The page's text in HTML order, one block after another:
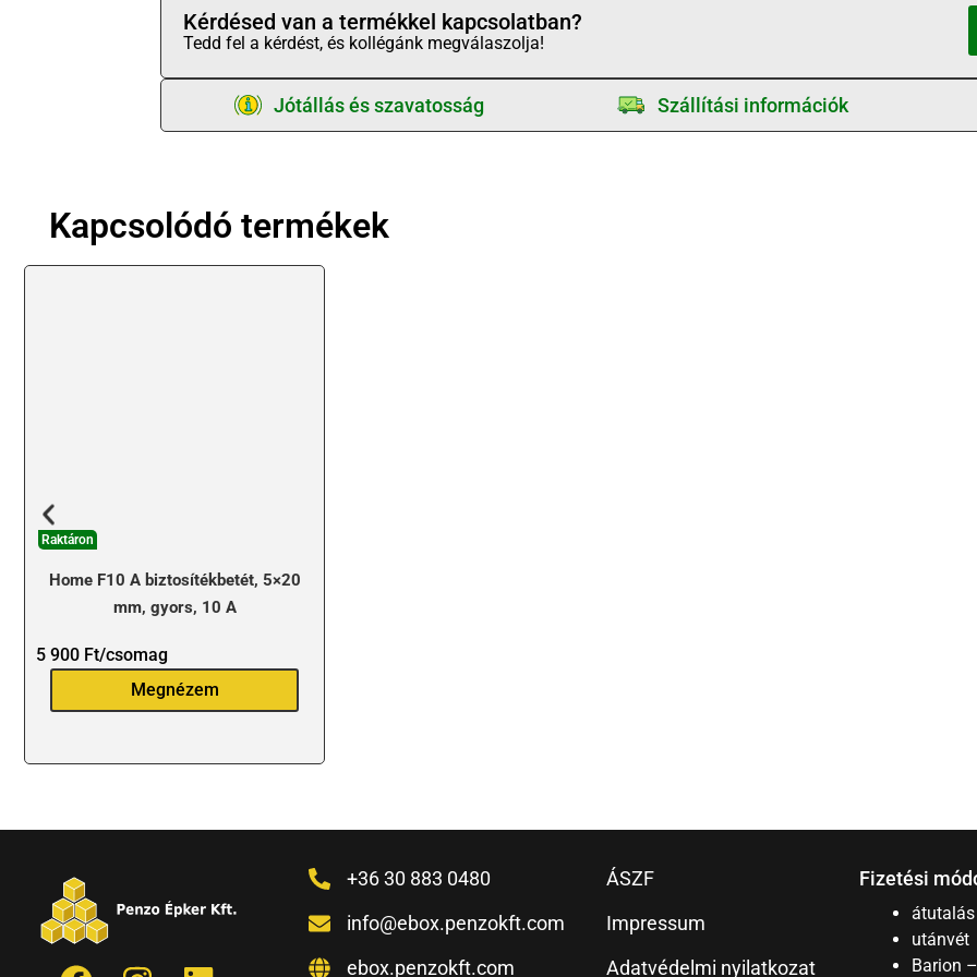
Kérdésed van a termékkel kapcsolatban?
Tedd fel a kérdést, és kollégánk megválaszolja!
Jótállás és szavatosság Szállítási információk
Kapcsolódó termékek
Raktáron
Home F10 A biztosítékbetét, 5×20
mm, gyors, 10 A
5 900 Ft/csomag
Megnézem
+36 30 883 0480
info@ebox.penzokft.com
ebox.penzokft.com
ÁSZF
Impressum
Adatvédelmi nyilatkozat
Fizetési
átutalás
utánvét
Barion